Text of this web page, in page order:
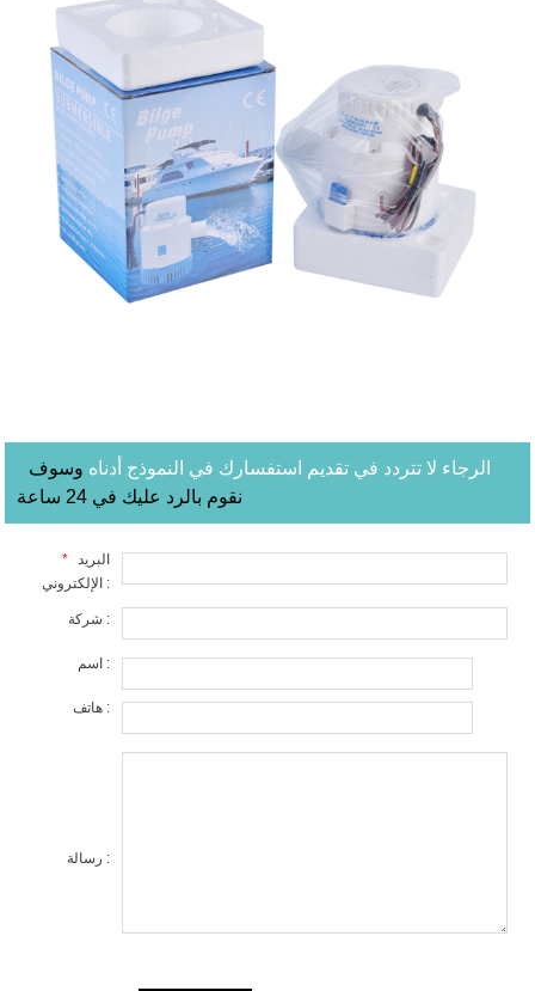
الرجاء لا تتردد في تقديم استفسارك في النموذج أدناه وسوف
نقوم بالرد عليك في 24 ساعة
* البريد
الإلكتروني :
شركة :
اسم :
هاتف :
رسالة :